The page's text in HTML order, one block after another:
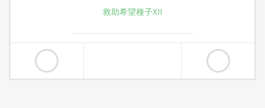
救助希望種子XII